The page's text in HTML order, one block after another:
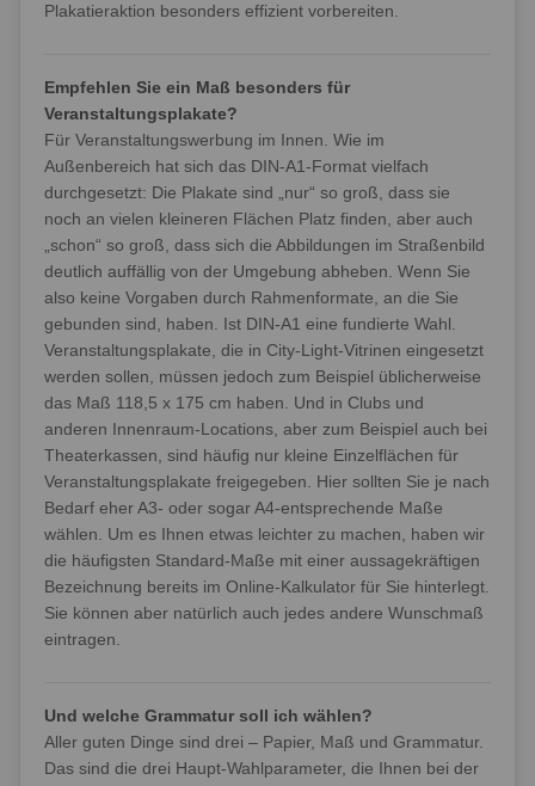
Plakatieraktion besonders effizient vorbereiten.
Empfehlen Sie ein Maß besonders für
Veranstaltungsplakate?
Für Veranstaltungswerbung im Innen. Wie im
Außenbereich hat sich das DIN-A1-Format vielfach
durchgesetzt: Die Plakate sind „nur“ so groß, dass sie
noch an vielen kleineren Flächen Platz finden, aber auch
„schon“ so groß, dass sich die Abbildungen im Straßenbild
deutlich auffällig von der Umgebung abheben. Wenn Sie
also keine Vorgaben durch Rahmenformate, an die Sie
gebunden sind, haben. Ist DIN-A1 eine fundierte Wahl.
Veranstaltungsplakate, die in City-Light-Vitrinen eingesetzt
werden sollen, müssen jedoch zum Beispiel üblicherweise
das Maß 118,5 x 175 cm haben. Und in Clubs und
anderen Innenraum-Locations, aber zum Beispiel auch bei
Theaterkassen, sind häufig nur kleine Einzelflächen für
Veranstaltungsplakate freigegeben. Hier sollten Sie je nach
Bedarf eher A3- oder sogar A4-entsprechende Maße
wählen. Um es Ihnen etwas leichter zu machen, haben wir
die häufigsten Standard-Maße mit einer aussagekräftigen
Bezeichnung bereits im Online-Kalkulator für Sie hinterlegt.
Sie können aber natürlich auch jedes andere Wunschmaß
eintragen.
Und welche Grammatur soll ich wählen?
Aller guten Dinge sind drei – Papier, Maß und Grammatur.
Das sind die drei Haupt-Wahlparameter, die Ihnen bei der